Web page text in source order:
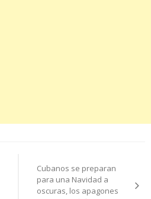
Cubanos se preparan
para una Navidad a
oscuras, los apagones